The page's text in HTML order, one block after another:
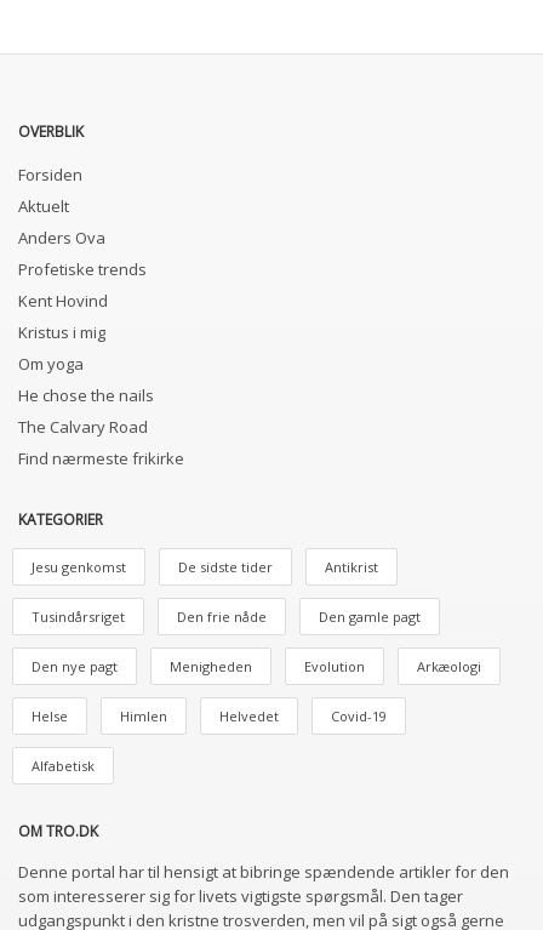
OVERBLIK
Forsiden
Aktuelt
Anders Ova
Profetiske trends
Kent Hovind
Kristus i mig
Om yoga
He chose the nails
The Calvary Road
Find nærmeste frikirke
KATEGORIER
Jesu genkomst De sidste tider Antikrist
Tusindårsriget Den frie nåde Den gamle pagt
Den nye pagt Menigheden Evolution Arkæologi
Helse Himlen Helvedet Covid-19
Alfabetisk
OM TRO.DK
Denne portal har til hensigt at bibringe spændende artikler for den
som interesserer sig for livets vigtigste spørgsmål. Den tager
udgangspunkt i den kristne trosverden, men vil på sigt også gerne